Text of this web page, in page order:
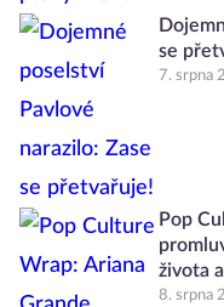
se
7. srpna
Pop
života
od
8. srpna